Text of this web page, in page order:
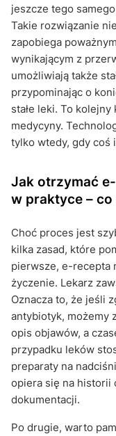
jeszcze tego
Takie rozwiązanie
zapobiega
wynikającym z
umożliwiają także
przypominając o
stałe leki. To
medycyny.
tylko wtedy, gdy coś
Jak otrzymać
w praktyce –
Choć proces jest
kilka zasad, które
pierwsze, e-recepta
życzenie. Lekarz
Oznacza to, że jeśli
antybiotyk, możemy
opis objawów, a
przypadku leków
preparaty na
opiera się na historii
dokumentacji.
Po drugie, warto